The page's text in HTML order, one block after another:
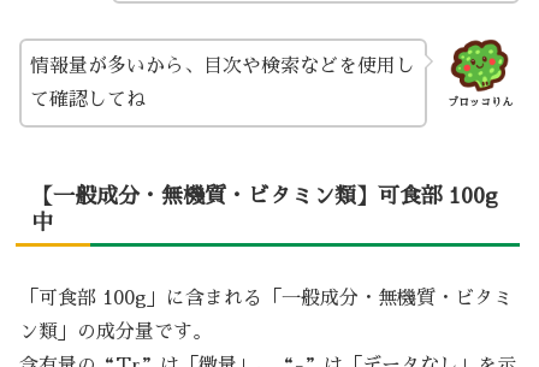
ブロッコりん
情報量が多いから、目次や検索などを使用し
て確認してね
【一般成分・無機質・ビタミン類】可食部 100g
中
「可食部 100g」に含まれる「一般成分・無機質・ビタミ
ン類」の成分量です。